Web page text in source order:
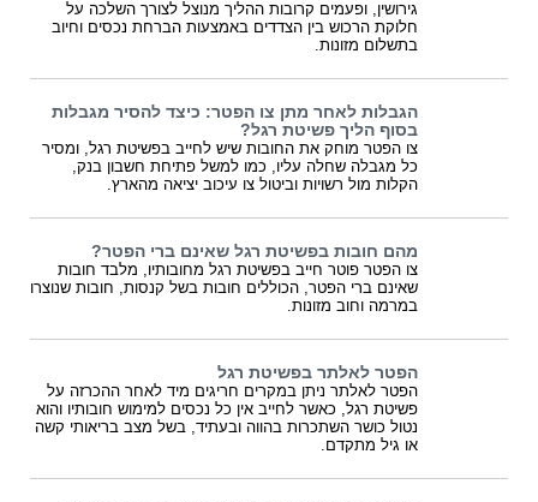
גירושין, ופעמים קרובות ההליך מנוצל לצורך השלכה על
חלוקת הרכוש בין הצדדים באמצעות הברחת נכסים וחיוב
בתשלום מזונות.
הגבלות לאחר מתן צו הפטר: כיצד להסיר מגבלות
בסוף הליך פשיטת רגל?
צו הפטר מוחק את החובות שיש לחייב בפשיטת רגל, ומסיר
כל מגבלה שחלה עליו, כמו למשל פתיחת חשבון בנק,
הקלות מול רשויות וביטול צו עיכוב יציאה מהארץ.
מהם חובות בפשיטת רגל שאינם ברי הפטר?
צו הפטר פוטר חייב בפשיטת רגל מחובותיו, מלבד חובות
שאינם ברי הפטר, הכוללים חובות בשל קנסות, חובות שנוצרו
במרמה וחוב מזונות.
הפטר לאלתר בפשיטת רגל
הפטר לאלתר ניתן במקרים חריגים מיד לאחר ההכרזה על
פשיטת רגל, כאשר לחייב אין כל נכסים למימוש חובותיו והוא
נטול כושר השתכרות בהווה ובעתיד, בשל מצב בריאותי קשה
או גיל מתקדם.